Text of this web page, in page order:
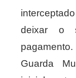
deixar o
Guarda